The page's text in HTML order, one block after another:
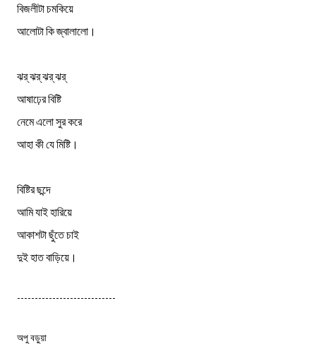
বিজলীটা চমকিয়ে
আলোটা কি জ্বালালো।
ঝর্ ঝর্ ঝর্ ঝর্
আষাঢ়ের বিষ্টি
নেমে এলো সুর করে
আহা কী যে মিষ্টি।
বিষ্টির ছন্দে
আমি যাই হারিয়ে
আকাশটা ছুঁতে চাই
দুই হাত বাড়িয়ে।
----------------------------
অপু বড়ুয়া